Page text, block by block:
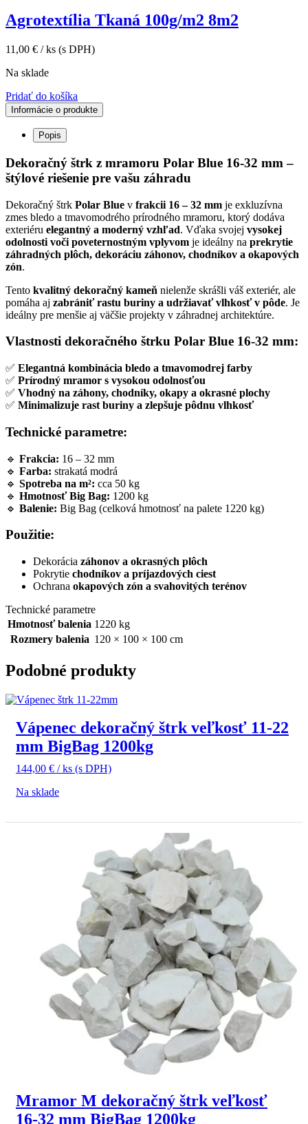
Agrotextília Tkaná 100g/m2 8m2
11,00 € / ks (s DPH)
Na sklade
Pridať do košíka
Informácie o produkte
Popis
Dekoračný štrk z mramoru Polar Blue 16-32 mm –
štýlové riešenie pre vašu záhradu
Dekoračný štrk Polar Blue v frakcii 16 – 32 mm je exkluzívna
zmes bledo a tmavomodrého prírodného mramoru, ktorý dodáva
exteriéru elegantný a moderný vzhľad. Vďaka svojej vysokej
odolnosti voči poveternostným vplyvom je ideálny na prekrytie
záhradných plôch, dekoráciu záhonov, chodníkov a okapových
zón.
Tento kvalitný dekoračný kameň nielenže skrášli váš exteriér, ale
pomáha aj zabrániť rastu buriny a udržiavať vlhkosť v pôde. Je
ideálny pre menšie aj väčšie projekty v záhradnej architektúre.
Vlastnosti dekoračného štrku Polar Blue 16-32 mm:
✅ Elegantná kombinácia bledo a tmavomodrej farby
✅ Prírodný mramor s vysokou odolnosťou
✅ Vhodný na záhony, chodníky, okapy a okrasné plochy
✅ Minimalizuje rast buriny a zlepšuje pôdnu vlhkosť
Technické parametre:
🔹 Frakcia: 16 – 32 mm
🔹 Farba: strakatá modrá
🔹 Spotreba na m²: cca 50 kg
🔹 Hmotnosť Big Bag: 1200 kg
🔹 Balenie: Big Bag (celková hmotnosť na palete 1220 kg)
Použitie:
Dekorácia záhonov a okrasných plôch
Pokrytie chodníkov a príjazdových ciest
Ochrana okapových zón a svahovitých terénov
Technické parametre
Hmotnosť balenia 1220 kg
Rozmery balenia 120 × 100 × 100 cm
Podobné produkty
Vápenec dekoračný štrk veľkosť 11-22
mm BigBag 1200kg
144,00 € / ks (s DPH)
Na sklade
Mramor M dekoračný štrk veľkosť
16-32 mm BigBag 1200kg